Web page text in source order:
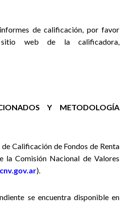
de calificación, por favor
web de la calificadora,
Y METODOLOGÍA
Calificación de Fondos de Renta
la Comisión Nacional de Valores
).
se encuentra disponible en